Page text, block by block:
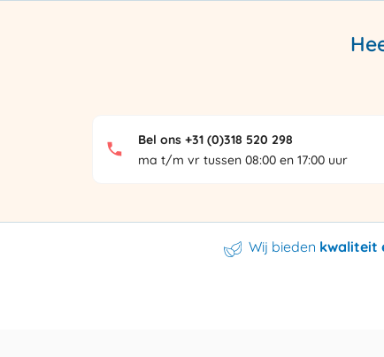
Bel ons +31 (0)318 520 298
ma t/m vr tussen 08:00 en 17:00 uur
Wij bieden kwaliteit